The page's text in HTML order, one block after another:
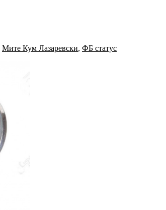
Мите Кум Лазаревски, ФБ статус